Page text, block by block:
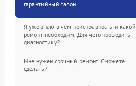
гарантийный талон.
Я уже знаю в чем неисправность и какой
ремонт необходим. Для чего проводить
диагностику?
Мне нужен срочный ремонт. Сможете
сделать?